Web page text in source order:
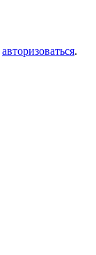
авторизоваться.